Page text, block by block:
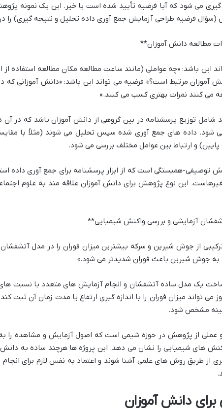
می شود که آیا فرضیه تأیید شده است یا خیر. این یک نمونه
فرضیه طراحی آزمایش جمع آوری داده تحلیل و نتیجه گیری) را
این باشد: «چه عواملی (مانند ساعت مطالعه مکان مطالعه استفاده از
آموزان مرتبط است؟» فرضیه می تواند این باشد: «دانش آموزانی که
می کنند نمرات بهتری کسب می کنند.»
شامل توزیع پرسشنامه در بین گروهی از دانش آموزان باشد که در آن
شود. داده های جمع آوری شده سپس تحلیل می شوند (مثلاً با
و پایین) و ارتباط بین عوامل مختلف بررسی می شود.
توصیفی-همبستگی است که از ابزار پرسشنامه برای جمع آوری داده
این نوع پژوهش برای دانش آموزان علاقه مند به علوم
از جوش شیرین و سرکه بیشترین میزان فوران را در مدل
به جوش شیرین باعث فوران شدیدتر می شود.»
یک مدل ساده آتشفشان و انجام آزمایش های متعدد با نسبت
تواند میزان فوران را با اندازه گیری ارتفاع یا مدت زمان آن ثبت
مشخص شود.
عملی از پژوهش در حوزه شیمی است که اصول آزمایش و مشاهده را
های شیمیایی را نشان می دهد. این پروژه ها هرچند ساده به
از طریق روش های علمی آشنا شوند و اعتماد به نفس لازم برای
دانش آموزان